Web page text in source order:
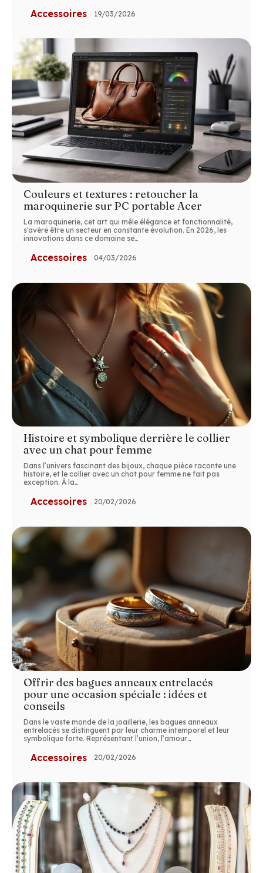
Accessoires 19/03/2026
Couleurs et textures : retoucher la
maroquinerie sur PC portable Acer
La maroquinerie, cet art qui mêle élégance et fonctionnalité,
s'avère être un secteur en constante évolution. En 2026, les
innovations dans ce domaine se…
Accessoires 04/03/2026
Histoire et symbolique derrière le collier
avec un chat pour femme
Dans l’univers fascinant des bijoux, chaque pièce raconte une
histoire, et le collier avec un chat pour femme ne fait pas
exception. À la…
Accessoires 20/02/2026
Offrir des bagues anneaux entrelacés
pour une occasion spéciale : idées et
conseils
Dans le vaste monde de la joaillerie, les bagues anneaux
entrelacés se distinguent par leur charme intemporel et leur
symbolique forte. Représentant l’union, l’amour…
Accessoires 20/02/2026